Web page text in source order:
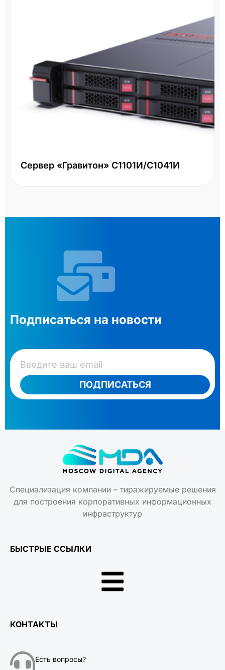
Сервер «Гравитон» С1101И/С1041И
Подписаться на новости
ПОДПИСАТЬСЯ
Специализация компании – тиражируемые решения
для построения корпоративных информационных
инфраструктур
БЫСТРЫЕ ССЫЛКИ
КОНТАКТЫ
Есть вопросы?